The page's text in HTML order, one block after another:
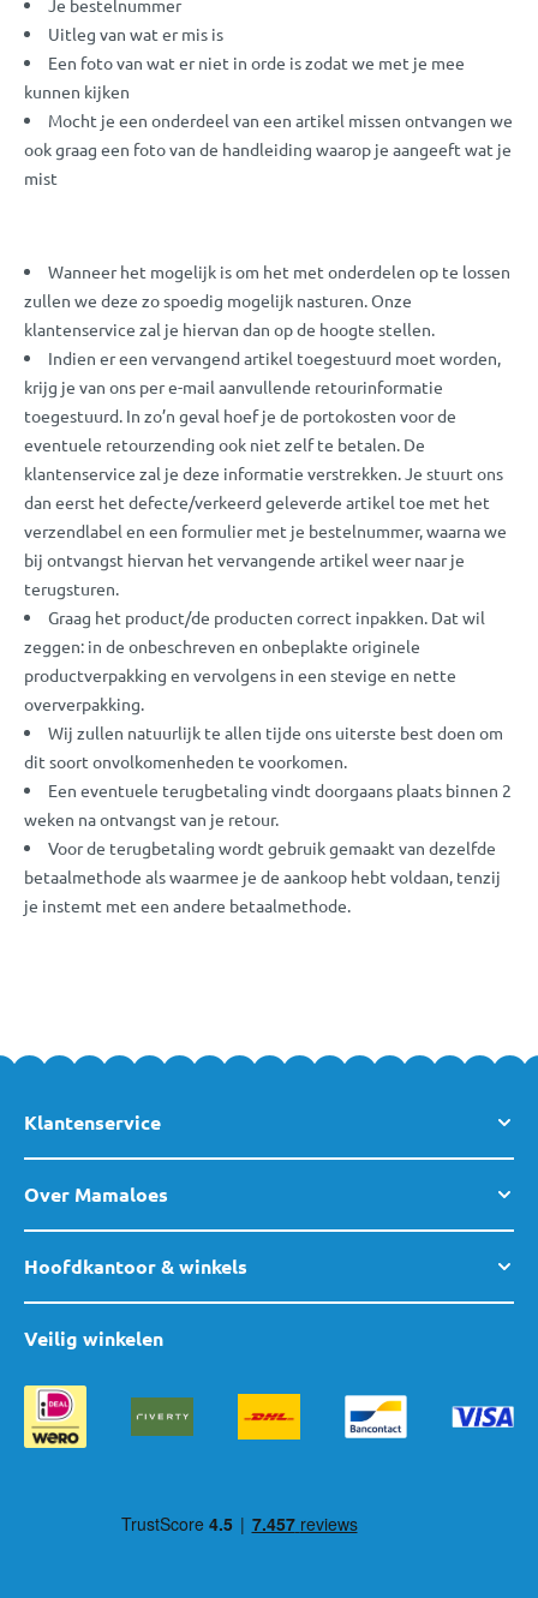
Je bestelnummer
Uitleg van wat er mis is
Een foto van wat er niet in orde is zodat we met je mee
kunnen kijken
Mocht je een onderdeel van een artikel missen ontvangen we
ook graag een foto van de handleiding waarop je aangeeft wat je
mist
Wanneer het mogelijk is om het met onderdelen op te lossen
zullen we deze zo spoedig mogelijk nasturen. Onze
klantenservice zal je hiervan dan op de hoogte stellen.
Indien er een vervangend artikel toegestuurd moet worden,
krijg je van ons per e-mail aanvullende retourinformatie
toegestuurd. In zo’n geval hoef je de portokosten voor de
eventuele retourzending ook niet zelf te betalen. De
klantenservice zal je deze informatie verstrekken. Je stuurt ons
dan eerst het defecte/verkeerd geleverde artikel toe met het
verzendlabel en een formulier met je bestelnummer, waarna we
bij ontvangst hiervan het vervangende artikel weer naar je
terugsturen.
Graag het product/de producten correct inpakken. Dat wil
zeggen: in de onbeschreven en onbeplakte originele
productverpakking en vervolgens in een stevige en nette
oververpakking.
Wij zullen natuurlijk te allen tijde ons uiterste best doen om
dit soort onvolkomenheden te voorkomen.
Een eventuele terugbetaling vindt doorgaans plaats binnen 2
weken na ontvangst van je retour.
Voor de terugbetaling wordt gebruik gemaakt van dezelfde
betaalmethode als waarmee je de aankoop hebt voldaan, tenzij
je instemt met een andere betaalmethode.
Klantenservice
Over Mamaloes
Hoofdkantoor & winkels
Veilig winkelen